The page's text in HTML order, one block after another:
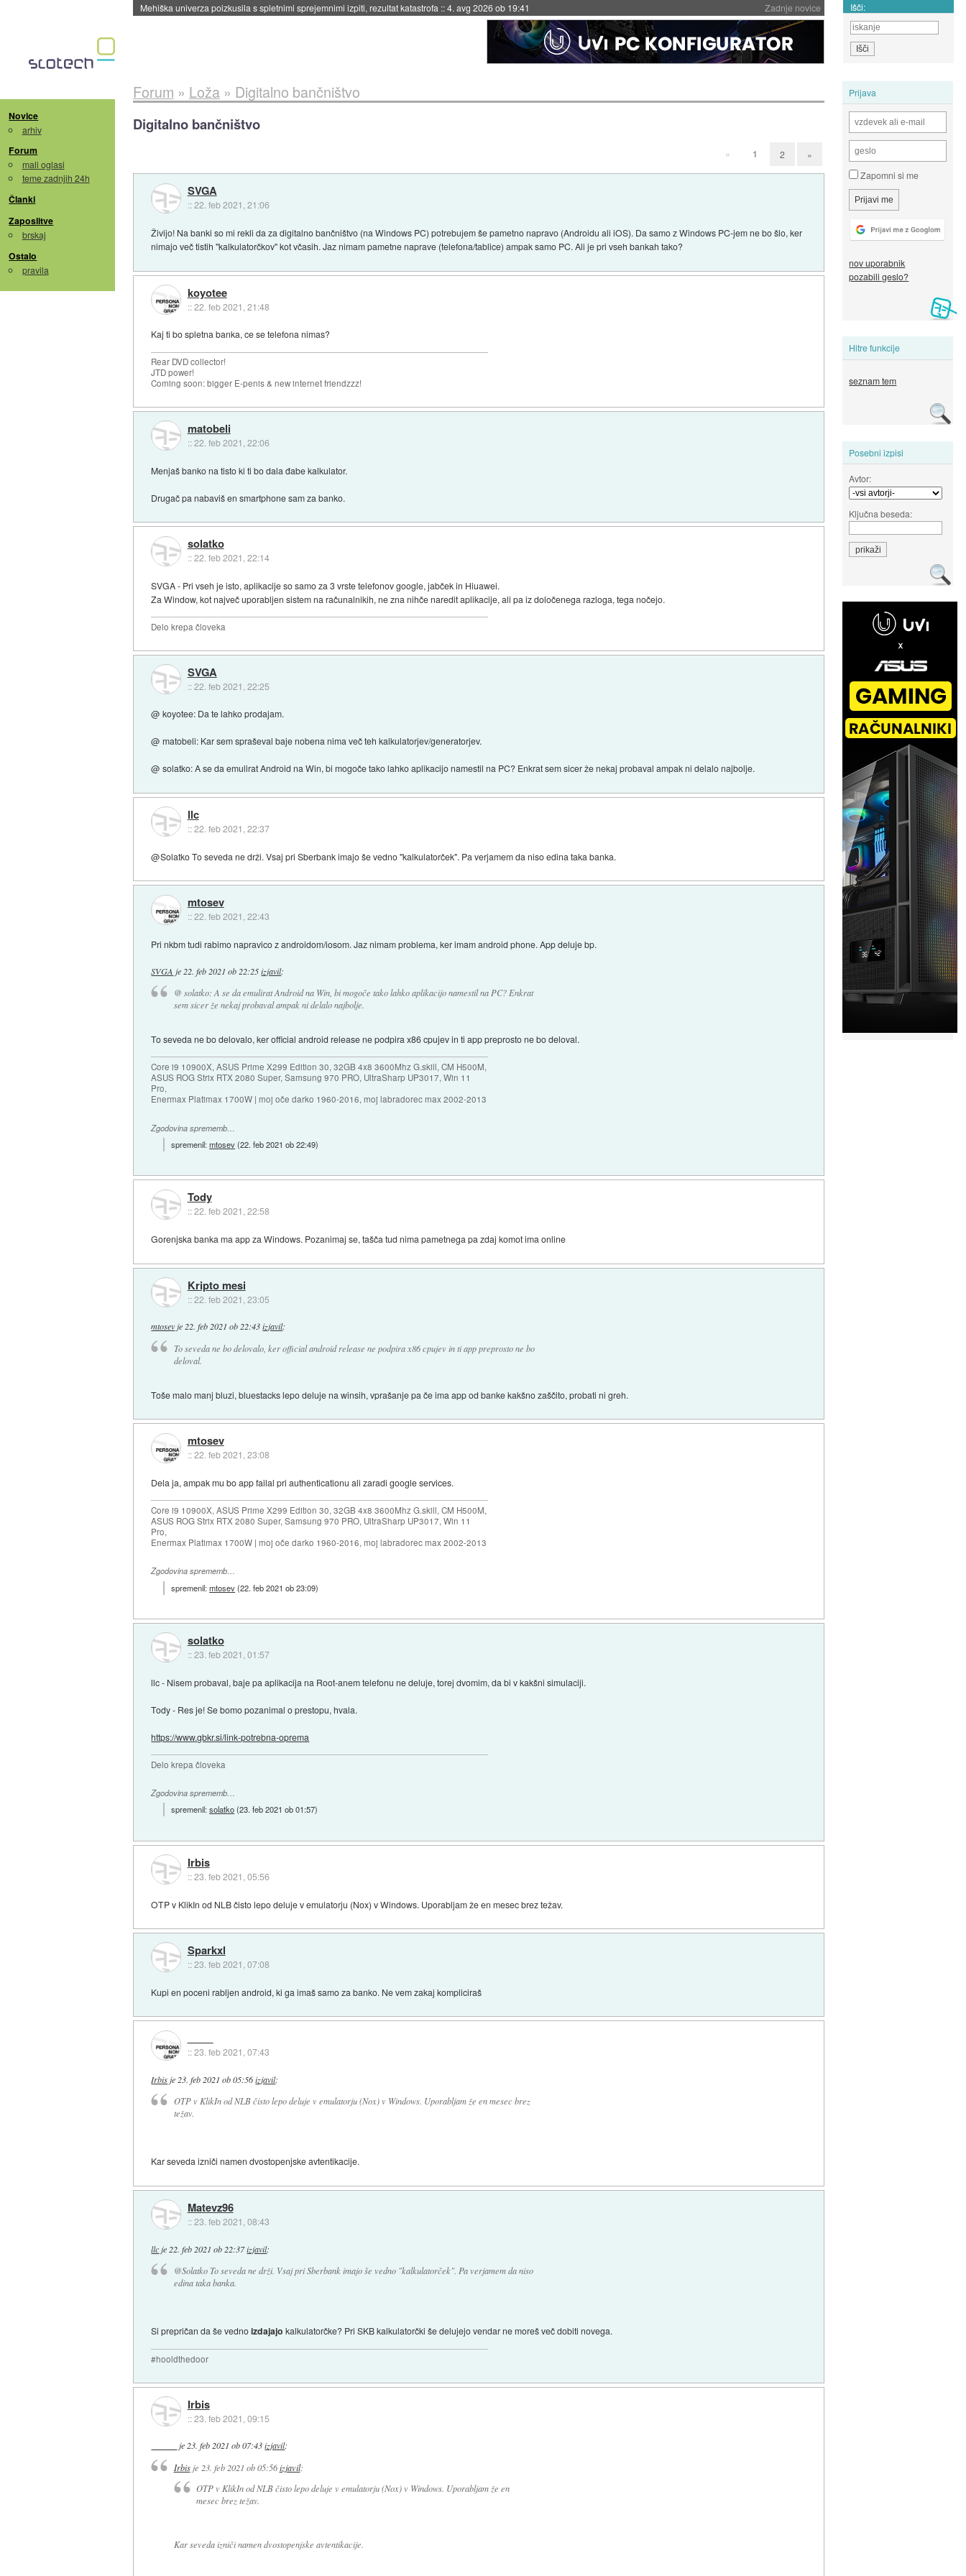
Zadnje novice
Evropska vesoljska agencija razvija svojo raketo za večkratno uporabo::4. avg 2026 ob 19:41 Išči:
Novice
arhiv
Forum
mali oglasi
teme zadnjih 24h
Članki
Zaposlitve
brskaj
Ostalo
pravila
Prijava
Zapomni si me
nov uporabnik
pozabili geslo?
Hitre funkcije
seznam tem
Posebni izpisi
Avtor:
Ključna beseda:
Forum » Loža» Digitalno bančništvo
Digitalno bančništvo
« 1 2 »
SVGA
::22. feb 2021, 21:06
Živijo! Na banki so mi rekli da za digitalno bančništvo (na Windows PC) potrebujem še pametno napravo (Androidu ali iOS). Da samo z Windows PC-jem ne bo šlo, ker
nimajo več tistih "kalkulatorčkov" kot včasih. Jaz nimam pametne naprave (telefona/tablice) ampak samo PC. Ali je pri vseh bankah tako?
koyotee
::22. feb 2021, 21:48
Kaj ti bo spletna banka, ce se telefona nimas?
Rear DVD collector!
JTD power!
Coming soon: bigger E-penis & new internet friendzzz!
matobeli
::22. feb 2021, 22:06
Menjaš banko na tisto ki ti bo dala đabe kalkulator.
Drugač pa nabaviš en smartphone sam za banko.
solatko
::22. feb 2021, 22:14
SVGA - Pri vseh je isto, aplikacije so samo za 3 vrste telefonov google, jabček in Hiuawei.
Za Window, kot največ uporabljen sistem na računalnikih, ne zna nihče naredit aplikacije, ali pa iz določenega razloga, tega nočejo.
Delo krepa človeka
SVGA
::22. feb 2021, 22:25
@ koyotee: Da te lahko prodajam.
@ matobeli: Kar sem spraševal baje nobena nima več teh kalkulatorjev/generatorjev.
@ solatko: A se da emulirat Android na Win, bi mogoče tako lahko aplikacijo namestil na PC? Enkrat sem sicer že nekaj probaval ampak ni delalo najbolje.
llc
::22. feb 2021, 22:37
@Solatko To seveda ne drži. Vsaj pri Sberbank imajo še vedno "kalkulatorček". Pa verjamem da niso edina taka banka.
mtosev
::22. feb 2021, 22:43
Pri nkbm tudi rabimo napravico z androidom/iosom. Jaz nimam problema, ker imam android phone. App deluje bp.
SVGA je 22. feb 2021 ob 22:25 izjavil:
@ solatko: A se da emulirat Android na Win, bi mogoče tako lahko aplikacijo namestil na PC? Enkrat
sem sicer že nekaj probaval ampak ni delalo najbolje.
To seveda ne bo delovalo, ker official android release ne podpira x86 cpujev in ti app preprosto ne bo deloval.
Core i9 10900X, ASUS Prime X299 Edition 30, 32GB 4x8 3600Mhz G.skill, CM H500M,
ASUS ROG Strix RTX 2080 Super, Samsung 970 PRO, UltraSharp UP3017, Win 11
Pro,
Enermax Platimax 1700W | moj oče darko 1960-2016, moj labradorec max 2002-2013
Zgodovina sprememb…
spremenil:mtosev(22. feb 2021 ob 22:49)
Tody
::22. feb 2021, 22:58
Gorenjska banka ma app za Windows. Pozanimaj se, tašča tud nima pametnega pa zdaj komot ima online
Kripto mesi
::22. feb 2021, 23:05
mtosevje22. feb 2021 ob 22:43 izjavil:
To seveda ne bo delovalo, ker official android release ne podpira x86 cpujev in ti app preprosto ne bo
deloval.
Toše malo manj bluzi, bluestacks lepo deluje na winsih, vprašanje pa če ima app od banke kakšno zaščito, probati ni greh.
mtosev
::22. feb 2021, 23:08
Dela ja, ampak mu bo app failal pri authenticationu ali zaradi google services.
Core i9 10900X, ASUS Prime X299 Edition 30, 32GB 4x8 3600Mhz G.skill, CM H500M,
ASUS ROG Strix RTX 2080 Super, Samsung 970 PRO, UltraSharp UP3017, Win 11
Pro,
Enermax Platimax 1700W | moj oče darko 1960-2016, moj labradorec max 2002-2013
Zgodovina sprememb…
spremenil:mtosev(22. feb 2021 ob 23:09)
solatko
::23. feb 2021, 01:57
llc - Nisem probaval, baje pa aplikacija na Root-anem telefonu ne deluje, torej dvomim, da bi v kakšni simulaciji.
Tody - Res je! Se bomo pozanimal o prestopu, hvala.
https://www.gbkr.si/link-potrebna-oprema
Delo krepa človeka
Zgodovina sprememb…
spremenil:solatko(23. feb 2021 ob 01:57)
Irbis
::23. feb 2021, 05:56
OTP v KlikIn od NLB čisto lepo deluje v emulatorju (Nox) v Windows. Uporabljam že en mesec brez težav.
Sparkxl
::23. feb 2021, 07:08
Kupi en poceni rabljen android, ki ga imaš samo za banko. Ne vem zakaj kompliciraš
::23. feb 2021, 07:43
Irbis je 23. feb 2021 ob 05:56 izjavil:
OTP v KlikIn od NLB čisto lepo deluje v emulatorju (Nox) v Windows. Uporabljam že en mesec brez
težav.
Kar seveda izniči namen dvostopenjske avtentikacije.
Matevz96
::23. feb 2021, 08:43
llc je 22. feb 2021 ob 22:37izjavil:
@Solatko To seveda ne drži. Vsaj pri Sberbank imajo še vedno "kalkulatorček". Pa verjamem da niso
edina taka banka.
Si prepričan da še vednoizdajajo kalkulatorčke? Pri SKB kalkulatorčki še delujejo vendar ne moreš več dobiti novega.
#hooldthedoor
Irbis
::23. feb 2021, 09:15
je23. feb 2021 ob 07:43 izjavil:
Irbisje 23. feb 2021 ob 05:56 izjavil:
OTP v KlikIn od NLB čisto lepo deluje v emulatorju (Nox) v Windows. Uporabljam že en
mesec brez težav.
Kar seveda izniči namen dvostopenjske avtentikacije.